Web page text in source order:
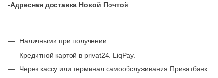
-Адресная доставка Новой Почтой
Наличными при получении.
Кредитной картой в privat24, LiqPay.
Через кассу или терминал самообслуживания Приватбанк.